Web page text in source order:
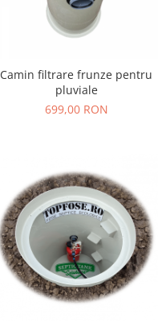
Camin filtrare frunze pentru
pluviale
699,00 RON